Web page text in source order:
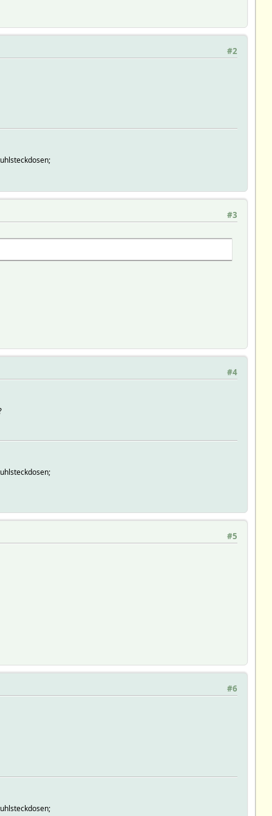
#2
#3
#4
#5
#6